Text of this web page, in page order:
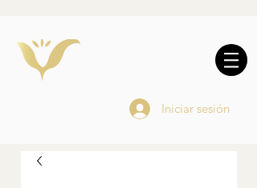
10% DE REGALO EN
ONLINE
Iniciar sesión